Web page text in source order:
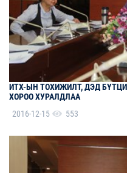
ИТХ-ЫН ТОХИЖИЛТ, ДЭД
ХОРОО ХУРАЛДЛАА
2016-12-15
553